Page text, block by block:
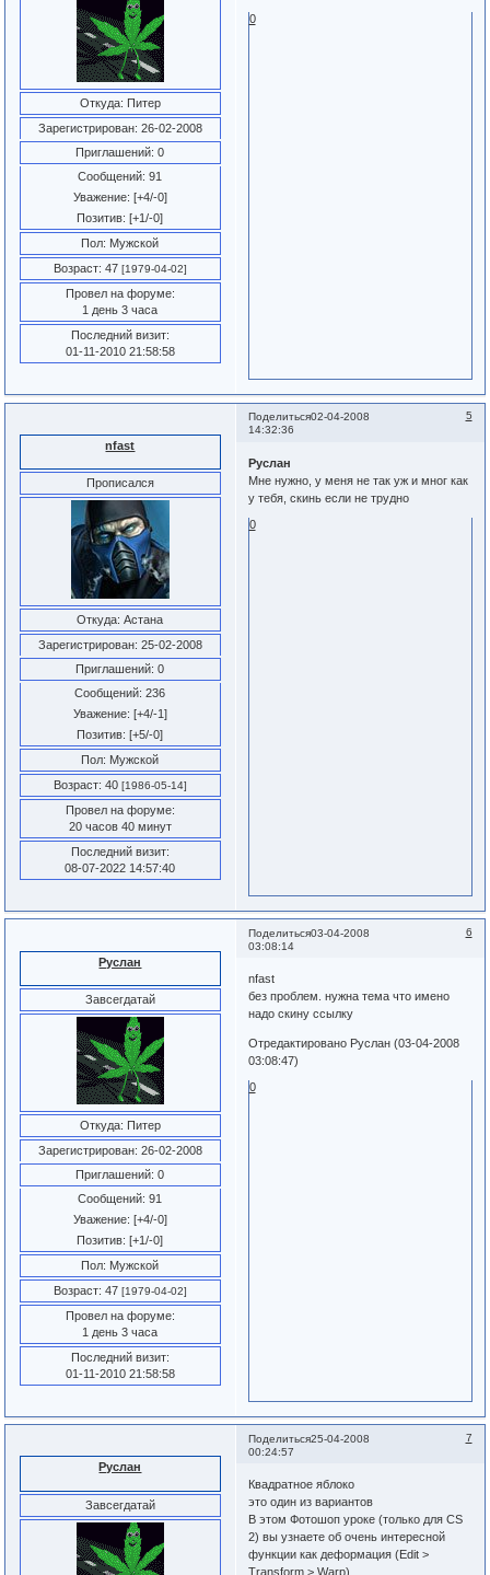
Откуда: Питер
Зарегистрирован: 26-02-2008
Приглашений: 0
Сообщений: 91
Уважение: [+4/-0]
Позитив: [+1/-0]
Пол: Мужской
Возраст: 47 [1979-04-02]
Провел на форуме:
1 день 3 часа
Последний визит:
01-11-2010 21:58:58
0
Поделиться 5
02-04-2008
14:32:36
nfast
Прописался
Откуда: Астана
Зарегистрирован: 25-02-2008
Приглашений: 0
Сообщений: 236
Уважение: [+4/-1]
Позитив: [+5/-0]
Пол: Мужской
Возраст: 40 [1986-05-14]
Провел на форуме:
20 часов 40 минут
Последний визит:
08-07-2022 14:57:40
Руслан
Мне нужно, у меня не так уж и мног как
у тебя, скинь если не трудно
0
Поделиться 6
03-04-2008
03:08:14
Руслан
Завсегдатай
Откуда: Питер
Зарегистрирован: 26-02-2008
Приглашений: 0
Сообщений: 91
Уважение: [+4/-0]
Позитив: [+1/-0]
Пол: Мужской
Возраст: 47 [1979-04-02]
Провел на форуме:
1 день 3 часа
Последний визит:
01-11-2010 21:58:58
nfast
без проблем. нужна тема что имено
надо скину ссылку
Отредактировано Руслан (03-04-2008
03:08:47)
0
Поделиться 7
25-04-2008
00:24:57
Руслан
Завсегдатай
Квадратное яблоко
это один из вариантов
В этом Фотошоп уроке (только для CS
2) вы узнаете об очень интересной
функции как деформация (Edit >
Transform > Warp)